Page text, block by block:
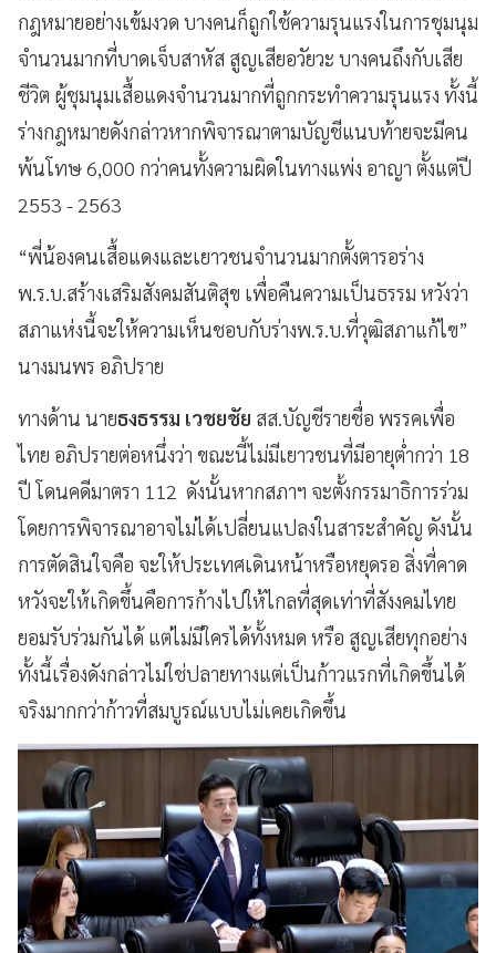
กฎหมายอย่างเข้มงวด บางคนก็ถูกใช้ความรุนแรงในการชุมนุม
จำนวนมากที่บาดเจ็บสาหัส สูญเสียอวัยวะ บางคนถึงกับเสีย
ชีวิต ผู้ชุมนุมเสื้อแดงจำนวนมากที่ถูกกระทำความรุนแรง ทั้งนี้
ร่างกฎหมายดังกล่าวหากพิจารณาตามบัญชีแนบท้ายจะมีคน
พ้นโทษ 6,000 กว่าคนทั้งความผิดในทางแพ่ง อาญา ตั้งแต่ปี
2553 - 2563
“พี่น้องคนเสื้อแดงและเยาวชนจำนวนมากตั้งตารอร่าง
พ.ร.บ.สร้างเสริมสังคมสันติสุข เพื่อคืนความเป็นธรรม หวังว่า
สภาแห่งนี้จะให้ความเห็นชอบกับร่างพ.ร.บ.ที่วุฒิสภาแก้ไข”
นางมนพร อภิปราย
ทางด้าน นายธงธรรม เวชยชัย สส.บัญชีรายชื่อ พรรคเพื่อ
ไทย อภิปรายต่อหนึ่งว่า ขณะนี้ไม่มีเยาวชนที่มีอายุต่ำกว่า 18
ปี โดนคดีมาตรา 112 ดังนั้นหากสภาฯ จะตั้งกรรมาธิการร่วม
โดยการพิจารณาอาจไม่ได้เปลี่ยนแปลงในสาระสำคัญ ดังนั้น
การตัดสินใจคือ จะให้ประเทศเดินหน้าหรือหยุดรอ สิ่งที่คาด
หวังจะให้เกิดขึ้นคือการก้างไปให้ไกลที่สุดเท่าที่สังงคมไทย
ยอมรับร่วมกันได้ แต่ไม่มีใครได้ทั้งหมด หรือ สูญเสียทุกอย่าง
ทั้งนี้เรื่องดังกล่าวไม่ใช่ปลายทางแต่เป็นก้าวแรกที่เกิดขึ้นได้
จริงมากกว่าก้าวที่สมบูรณ์แบบไม่เคยเกิดขึ้น